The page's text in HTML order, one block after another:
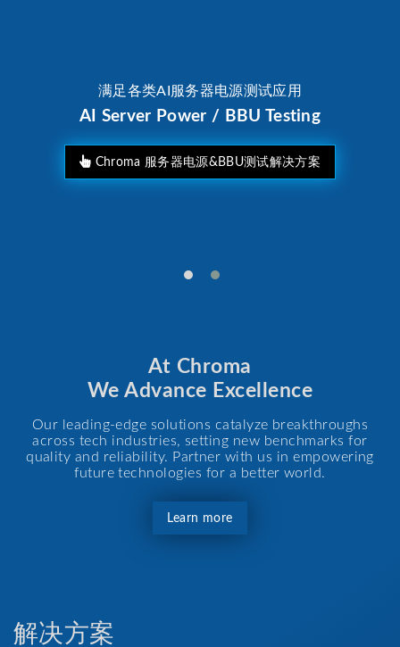
满足各类AI服务器电源测试应用
AI Server Power / BBU Testing
Chroma 服务器电源&BBU测试解决方案
At Chroma
We Advance Excellence
Our leading-edge solutions catalyze breakthroughs
across tech industries, setting new benchmarks for
quality and reliability. Partner with us in empowering
future technologies for a better world.
Learn more
解决方案